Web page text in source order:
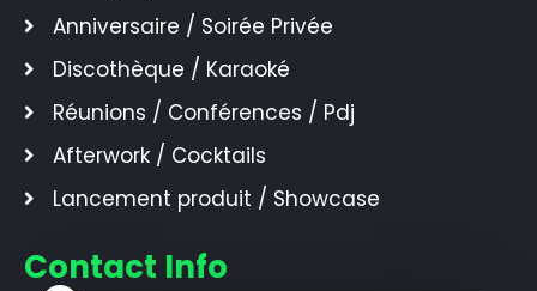
Anniversaire / Soirée Privée
Discothèque / Karaoké
Réunions / Conférences / Pdj
Afterwork / Cocktails
Lancement produit / Showcase
Contact Info